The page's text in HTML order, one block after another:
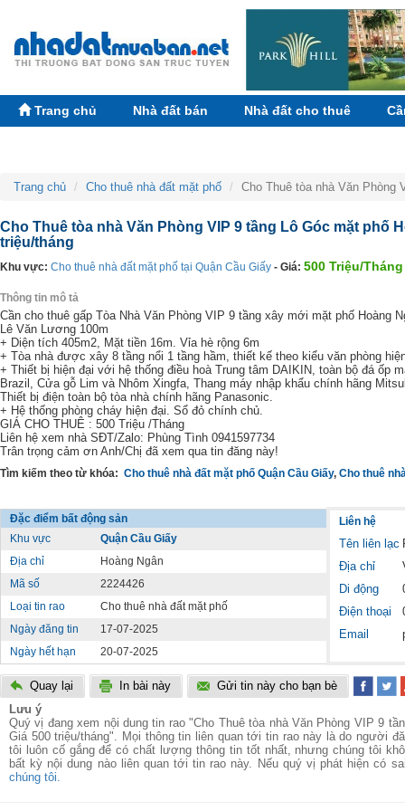
Trang chủ Nhà đất bán Nhà đất cho thuê
Trang chủ Cho thuê nhà đất mặt phố Cho Thuê tòa nhà Văn Phòng
Cho Thuê tòa nhà Văn Phòng VIP 9 tầng Lô Góc mặt phố
triệu/tháng
Khu vực: Cho thuê nhà đất mặt phố tại Quận Cầu Giấy - Giá: 500 Triệu/Tháng
Thông tin mô tả
Cần cho thuê gấp Tòa Nhà Văn Phòng VIP 9 tầng xây mới mặt phố Hoàng
Lê Văn Lương 100m
+ Diện tích 405m2, Mặt tiền 16m. Vỉa hè rộng 6m
+ Tòa nhà được xây 8 tầng nổi 1 tầng hầm, thiết kế theo kiểu văn phòng
+ Thiết bị hiện đại với hệ thống điều hoà Trung tâm DAIKIN, toàn bộ đá ốp
Brazil, Cửa gỗ Lim và Nhôm Xingfa, Thang máy nhập khẩu chính hãng
Thiết bị điện toàn bộ tòa nhà chính hãng Panasonic.
+ Hệ thống phòng cháy hiện đại. Sổ đỏ chính chủ.
GIÁ CHO THUÊ : 500 Triệu /Tháng
Liên hệ xem nhà SĐT/Zalo: Phùng Tình 0941597734
Trân trọng cảm ơn Anh/Chị đã xem qua tin đăng này!
Tìm kiếm theo từ khóa: Cho thuê nhà đất mặt phố Quận Cầu Giấy, Cho thuê
Đặc điểm bất động sản
Khu vực
Quận Cầu Giấy
Địa chỉ
Hoàng Ngân
Mã số
2224426
Loại tin rao
Cho thuê nhà đất mặt phố
Ngày đăng tin
17-07-2025
Ngày hết hạn
20-07-2025
Liên hệ
Tên liên lạc
Địa chỉ
Di động
Điện thoại
Email
Quay lại In bài này
Gửi tin này cho bạn bè
Lưu ý
Quý vị đang xem nội dung tin rao "Cho Thuê tòa nhà Văn Phòng VIP 9
Giá 500 triệu/tháng". Mọi thông tin liên quan tới tin rao này là do người
tôi luôn cố gắng để có chất lượng thông tin tốt nhất, nhưng chúng tôi
bất kỳ nội dung nào liên quan tới tin rao này. Nếu quý vị phát hiện có
chúng tôi.